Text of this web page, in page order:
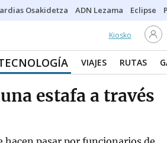
Osakidetza ADN Lezama Eclipse
Kiosko
VIAJES RUTAS
estafa a través